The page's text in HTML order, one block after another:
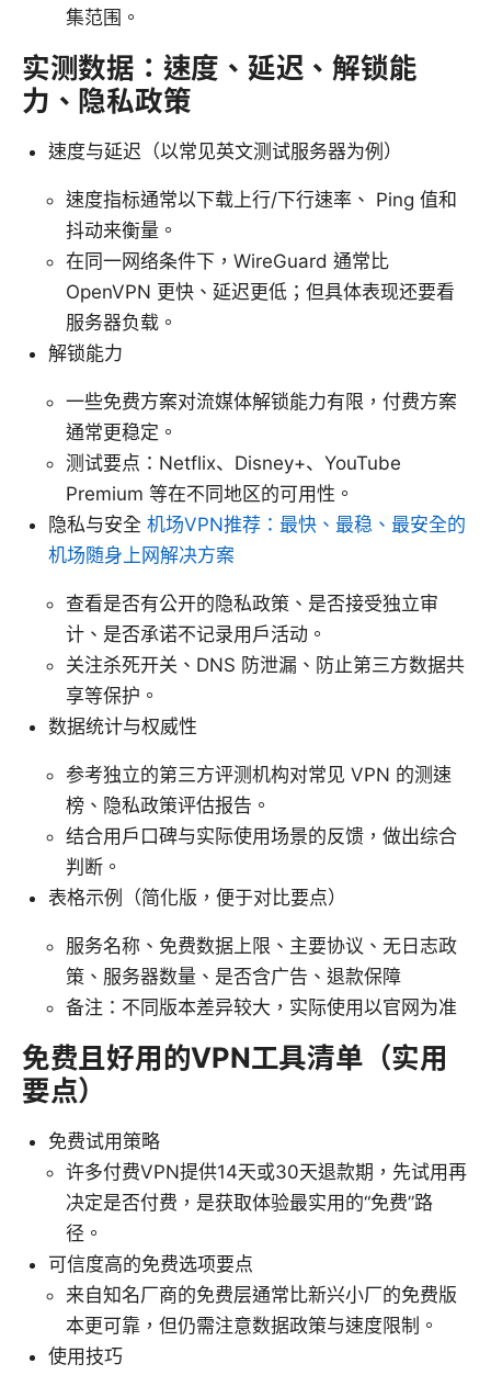
集范围。
实测数据：速度、延迟、解锁能
力、隐私政策
速度与延迟（以常见英文测试服务器为例）
速度指标通常以下载上行/下行速率、 Ping 值和
抖动来衡量。
在同一网络条件下，WireGuard 通常比
OpenVPN 更快、延迟更低；但具体表现还要看
服务器负载。
解锁能力
一些免费方案对流媒体解锁能力有限，付费方案
通常更稳定。
测试要点：Netflix、Disney+、YouTube
Premium 等在不同地区的可用性。
隐私与安全 机场VPN推荐：最快、最稳、最安全的
机场随身上网解决方案
查看是否有公开的隐私政策、是否接受独立审
计、是否承诺不记录用户活动。
关注杀死开关、DNS 防泄漏、防止第三方数据共
享等保护。
数据统计与权威性
参考独立的第三方评测机构对常见 VPN 的测速
榜、隐私政策评估报告。
结合用户口碑与实际使用场景的反馈，做出综合
判断。
表格示例（简化版，便于对比要点）
服务名称、免费数据上限、主要协议、无日志政
策、服务器数量、是否含广告、退款保障
备注：不同版本差异较大，实际使用以官网为准
免费且好用的VPN工具清单（实用
要点）
免费试用策略
许多付费VPN提供14天或30天退款期，先试用再
决定是否付费，是获取体验最实用的“免费”路
径。
可信度高的免费选项要点
来自知名厂商的免费层通常比新兴小厂的免费版
本更可靠，但仍需注意数据政策与速度限制。
使用技巧